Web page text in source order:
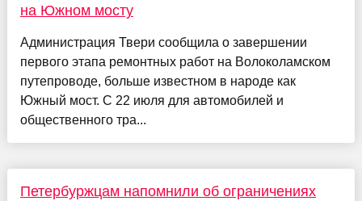
на Южном мосту
Администрация Твери сообщила о завершении
первого этапа ремонтных работ на Волоколамском
путепроводе, больше известном в народе как
Южный мост. С 22 июля для автомобилей и
общественного тра...
Петербуржцам напомнили об ограничениях